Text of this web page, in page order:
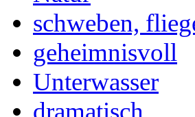
schweben,
geheimnisvoll
Unterwasser